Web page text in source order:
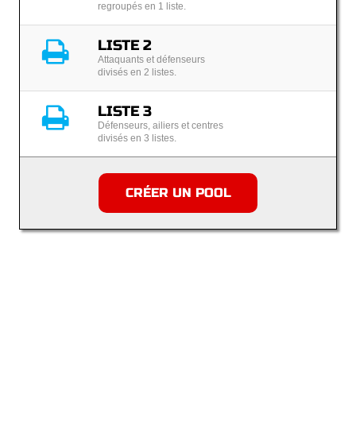
regroupés en 1 liste.
LISTE 2
Attaquants et défenseurs
divisés en 2 listes.
LISTE 3
Défenseurs, ailiers et centres
divisés en 3 listes.
CRÉER UN POOL